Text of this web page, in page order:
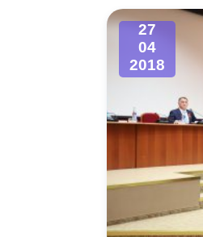
27
04
2018